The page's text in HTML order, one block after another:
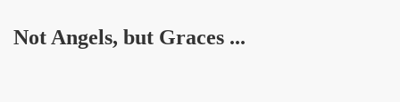
Not Angels, but Graces ...